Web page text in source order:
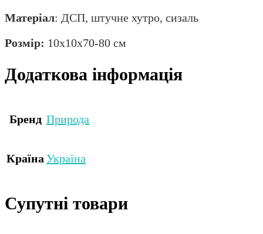
Матеріал: ДСП, штучне хутро, сизаль
Розмір: 10х10х70-80 см
Додаткова інформація
Бренд Природа
Країна Україна
Супутні товари